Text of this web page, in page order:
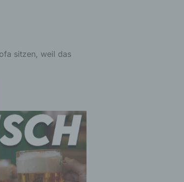
sitzen, weil das